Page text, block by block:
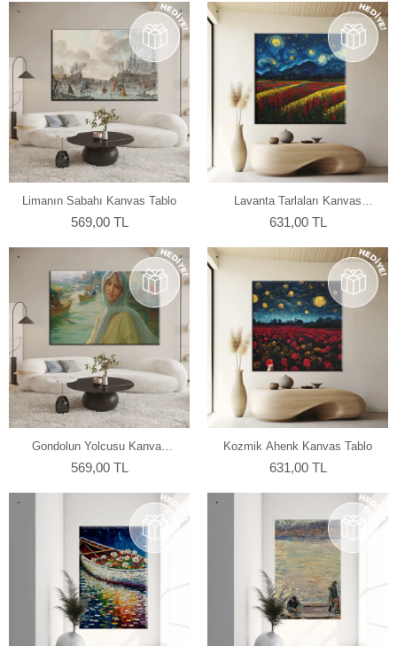
Limanın Sabahı Kanvas Tablo
569,00 TL
Lavanta Tarlaları Kanvas
Tablo
631,00 TL
Gondolun Yolcusu Kanvas
Tablo
569,00 TL
Kozmik Ahenk Kanvas Tablo
631,00 TL